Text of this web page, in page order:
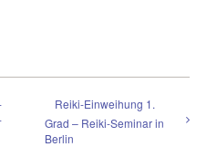
Reiki-Einweihung 1.
Grad – Reiki-Seminar in
Berlin